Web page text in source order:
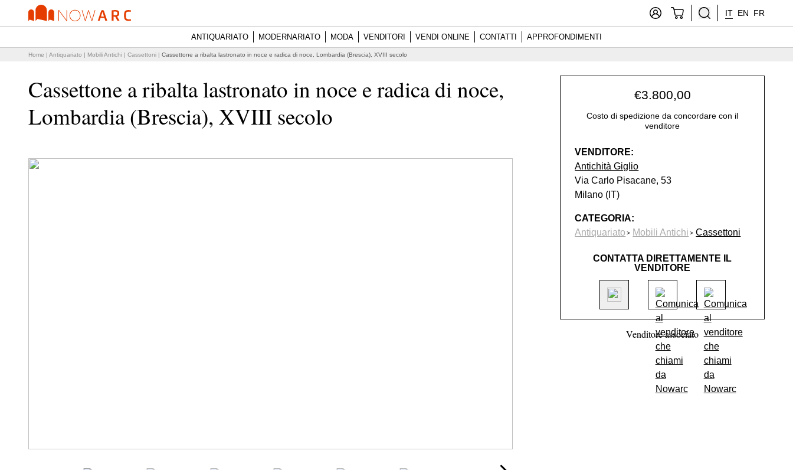
IT EN FR
ANTIQUARIATO MODERNARIATO MODA VENDITORI VENDI ONLINE CONTATTI APPROFONDIMENTI
Home | Antiquariato | Mobili Antichi | Cassettoni | Cassettone a ribalta lastronato in noce e radica di noce, Lombardia (Brescia), XVIII secolo
Cassettone a ribalta lastronato in noce e radica di noce,
Lombardia (Brescia), XVIII secolo
€3.800,00
Costo di spedizione da concordare con il
venditore
VENDITORE:
Antichità Giglio
Via Carlo Pisacane, 53
Milano (IT)
CATEGORIA:
Antiquariato
Mobili Antichi Cassettoni
CONTATTA DIRETTAMENTE IL
VENDITORE
Venditore associato